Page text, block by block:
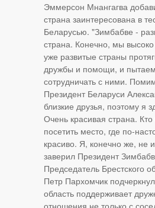
Эммерсон Мнангагва
страна заинтересована в
Беларусью. "Зимбабве -
страна. Конечно, мы
уже развитые страны
дружбы и помощи, и
сотрудничать с ними.
Президент Беларуси
близкие друзья, поэтому я
Очень красивая страна.
посетить место, где по-
красиво. Я, конечно же, не
заверил Президент
Председатель Брестского
Петр Пархомчик
область поддерживает